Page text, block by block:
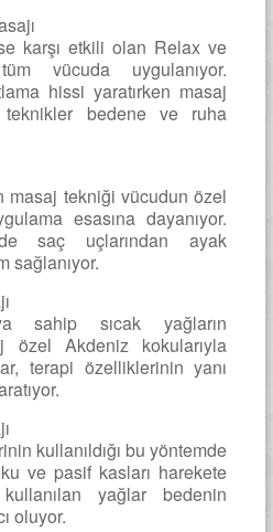
karşı etkili olan Relax ve
vücuda uygulanıyor.
hissi yaratırken masaj
teknikler bedene ve ruha
masaj tekniği vücudun özel
esasına dayanıyor.
saç uçlarından ayak
sağlanıyor.
sahip sıcak yağların
özel Akdeniz kokularıyla
terapi özelliklerinin yanı
kullanıldığı bu yöntemde
ve pasif kasları harekete
yağlar bedenin
oluyor.